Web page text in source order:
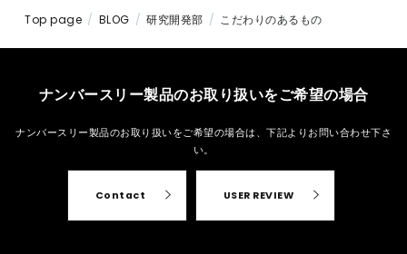
Top page BLOG 研究開発部 こだわりのあるもの
ナンバースリー製品のお取り扱いをご希望の場合
ナンバースリー製品のお取り扱いをご希望の場合は、 下記よりお問い合わせ下さ
い。
Contact USER REVIEW